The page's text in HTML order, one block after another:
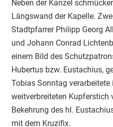
Neben der Kanzel
Längswand der Kapelle.
Stadtpfarrer Philipp Georg
und Johann Conrad
einem Bild des
Hubertus bzw. Eustachius,
Tobias Sonntag verarbeitete
weitverbreiteten Kupferstich
Bekehrung des hl.
mit dem Kruzifix.